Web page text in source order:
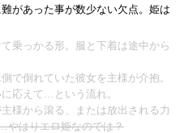
があった事が数少ない欠点。姫は
乗っかる形。服と下着は途中から
で倒れていた彼女を主様が介抱。
応えて…という流れ。
様から滾る、または放出される力
やはりエロ姫なのでは？